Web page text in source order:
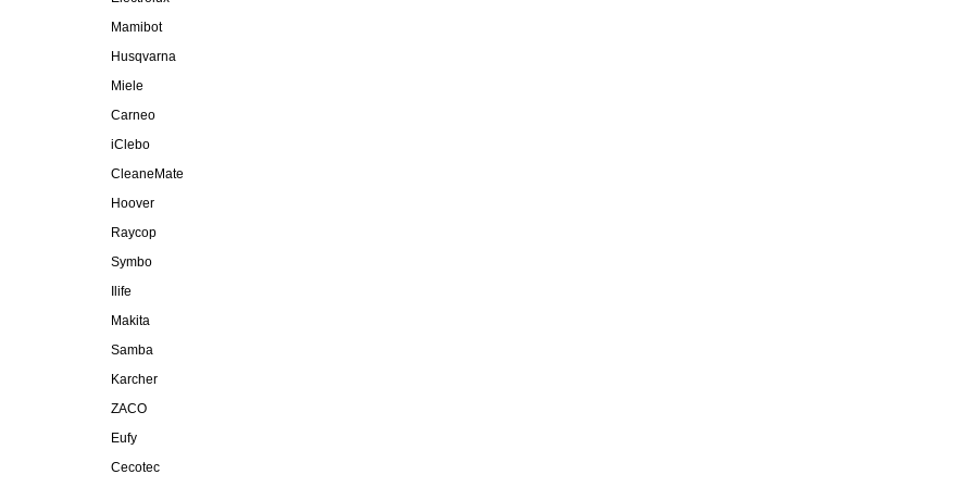
Mamibot
Husqvarna
Miele
Carneo
iClebo
CleaneMate
Hoover
Raycop
Symbo
Ilife
Makita
Samba
Karcher
ZACO
Eufy
Cecotec